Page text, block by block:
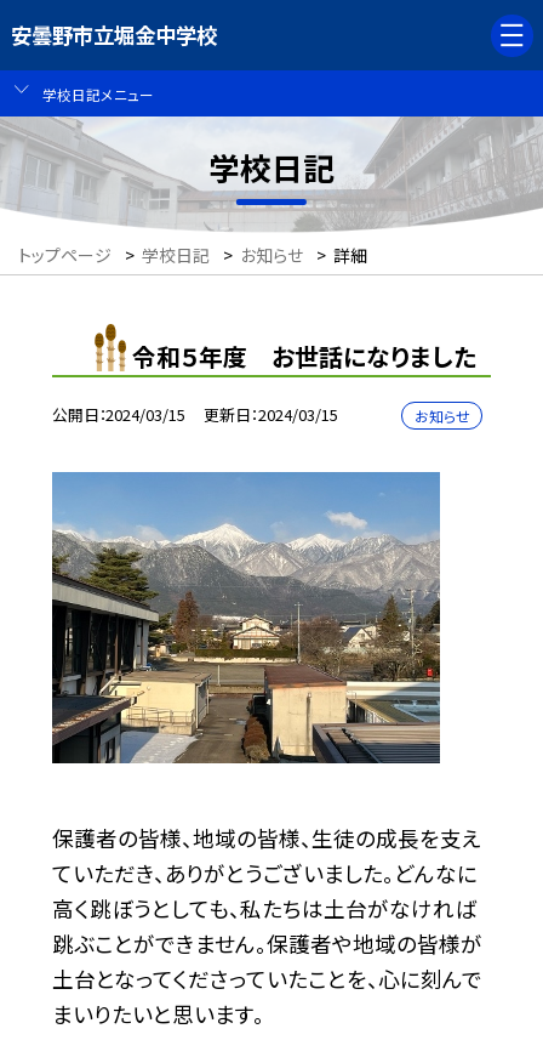
安曇野市立堀金中学校
学校日記メニュー
学校日記
トップページ > 学校日記 > お知らせ > 詳細
令和５年度 お世話になりました
公開日 2024/03/15 更新日 2024/03/15 お知らせ
保護者の皆様、地域の皆様、生徒の成長を支え
ていただき、ありがとうございました。どんなに
高く跳ぼうとしても、私たちは土台がなければ
跳ぶことができません。保護者や地域の皆様が
土台となってくださっていたことを、心に刻んで
まいりたいと思います。